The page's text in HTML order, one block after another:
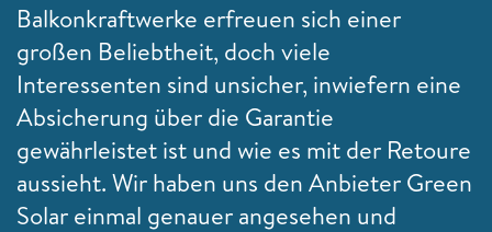
Balkonkraftwerke erfreuen sich einer
großen Beliebtheit, doch viele
Interessenten sind unsicher, inwiefern eine
Absicherung über die Garantie
gewährleistet ist und wie es mit der Retoure
aussieht. Wir haben uns den Anbieter Green
Solar einmal genauer angesehen und